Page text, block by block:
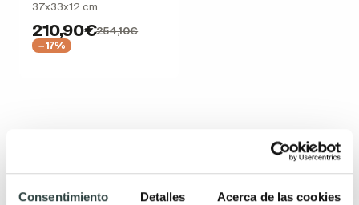
Consentimiento Detalles Acerca de las cookies
37x33x12 cm
210,90€254,10€
−17%
Productos relacionados